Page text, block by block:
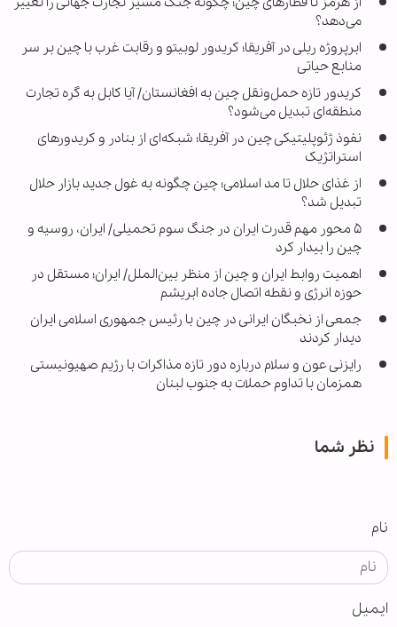
می‌دهد؟
ابرپروژه ریلی در آفریقا؛ کریدور لوبیتو و رقابت غرب با چین بر سر
منابع حیاتی
کریدور تازه حمل‌ونقل چین به افغانستان/ آیا کابل به گره تجارت
منطقه‌ای تبدیل می‌شود؟
نفوذ ژئوپلیتیکی چین در آفریقا؛ شبکه‌ای از بنادر و کریدورهای
استراتژیک
از غذای حلال تا مد اسلامی؛ چین چگونه به غول جدید بازار حلال
تبدیل شد؟
۵ محور مهم قدرت ایران در جنگ سوم تحمیلی/ ایران، روسیه و
چین را بیدار کرد
اهمیت روابط ایران و چین از منظر بین‌الملل/ ایران؛ مستقل در
حوزه انرژی و نقطه اتصال جاده ابریشم
جمعی از نخبگان ایرانی در چین با رئیس جمهوری اسلامی ایران
دیدار کردند
رایزنی عون و سلام درباره دور تازه مذاکرات با رژیم صهیونیستی
همزمان با تداوم حملات به جنوب لبنان
نظر شما
نام
ایمیل